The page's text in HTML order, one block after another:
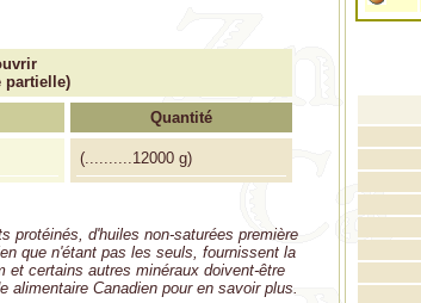
partielle)
Quantité
( 12000 g)
protéinés, d'huiles non-saturées première
que n'étant pas les seuls, fournissent la
et certains autres minéraux doivent-être
Canadien pour en savoir plus.